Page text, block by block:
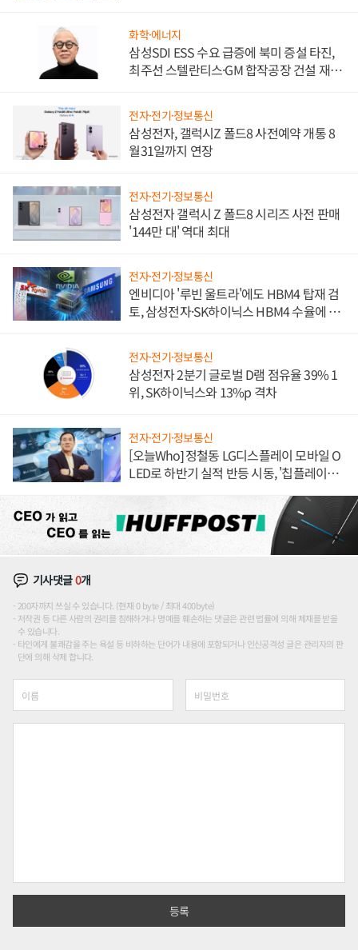
화학·에너지
삼성SDI ESS 수요 급증에 북미 증설 타진,
최주선 스텔란티스·GM 합작공장 건설 재추
전자·전기·정보통신
삼성전자, 갤럭시Z 폴드8 사전예약 개통 8
월31일까지 연장
전자·전기·정보통신
삼성전자 갤럭시 Z 폴드8 시리즈 사전 판매
'144만 대' 역대 최대
전자·전기·정보통신
엔비디아 '루빈 울트라'에도 HBM4 탑재 검
토, 삼성전자·SK하이닉스 HBM4 수율에 주
전자·전기·정보통신
삼성전자 2분기 글로벌 D램 점유율 39% 1
위, SK하이닉스와 13%p 격차
전자·전기·정보통신
[오늘Who] 정철동 LG디스플레이 모바일 O
LED로 하반기 실적 반등 시동, '칩플레이
기사댓글0개
200자까지 쓰실 수 있습니다. (현재 0 byte / 최대 400byte)
저작권 등 다른 사람의 권리를 침해하거나 명예를 훼손하는 댓글은 관련 법률에 의해 제재를 받을
수 있습니다.
타인에게 불쾌감을 주는 욕설 등 비하하는 단어가 내용에 포함되거나 인신공격성 글은 관리자의 판
단에 의해 삭제 합니다.